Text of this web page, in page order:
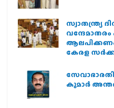
സ്വാതന്ത്ര്യ
കേരള
കുമാർ